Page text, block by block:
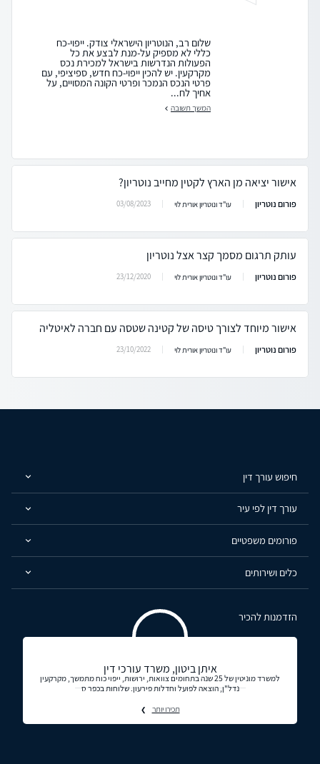
שלום רב, הנוטריון הישראלי צודק. ייפוי-כח
כללי לא מספיק על-מנת לבצע את כל
הפעולות הנדרשות בישראל למכירת נכס
מקרקעין. יש להכין ייפוי-כח חדש, ספיציפי, עם
פרטי הנכס הנמכר ופרטי הקונה המסויים, על
אחיך לח...
המשך תשובה
אישור יציאה מן הארץ לקטין מחייב נוטריון?
פורום נוטריון עו"ד ונוטריון אורית לוי 03/08/2023
עותק תרגום מסמך קצר אצל נוטריון
פורום נוטריון עו"ד ונוטריון אורית לוי 23/12/2020
אישור מיוחד לצורך טיסה של קטינה שטסה עם חברה לאיטליה
פורום נוטריון עו"ד ונוטריון אורית לוי 23/10/2022
חיפוש עורך דין
עורך דין לפי עיר
פורומים משפטיים
כלים ושירותים
הזדמנות להכיר
איתן ביטון, משרד עורכי דין
למשרד מוניטין של 25 שנה בתחומים צוואות, ירושות, ייפוי כוח מתמשך, מקרקעין
נדל"ן, הוצאה לפועל וחדלות פירעון. שלוחות בכפר ס
תכירו יותר